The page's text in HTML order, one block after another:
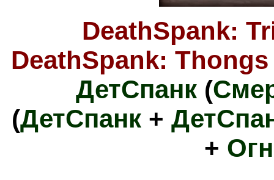
DeathSpank:
DeathSpank:
ДетСпанк(
(ДетСпанк +
+